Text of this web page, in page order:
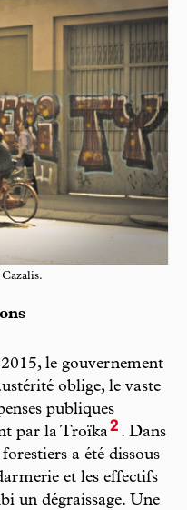
le gouvernement
oblige, le vaste
publiques
par la Troïka2 . Dans
a été dissous
et les effectifs
un dégraissage. Une